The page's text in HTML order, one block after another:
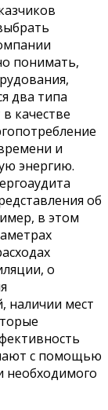
понимать,
два типа
качестве
и
энергию.
об
в этом
о
наличии мест
с помощью
необходимого